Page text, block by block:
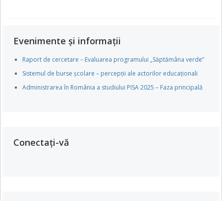
Evenimente și informații
Raport de cercetare – Evaluarea programului „Săptămâna verde”
Sistemul de burse școlare – percepții ale actorilor educaționali
Administrarea în România a studiului PISA 2025 – Faza principală
Conectați-vă